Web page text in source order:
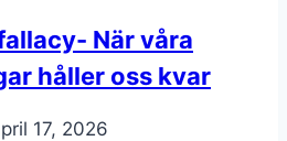
När våra
håller oss kvar
17, 2026